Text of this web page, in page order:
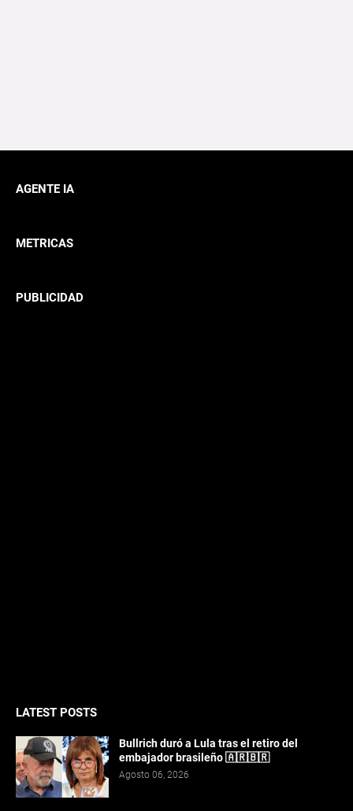
AGENTE IA
METRICAS
PUBLICIDAD
LATEST POSTS
Bullrich duró a Lula tras el retiro del
embajador brasileño 🇦🇷🇧🇷
Agosto 06, 2026